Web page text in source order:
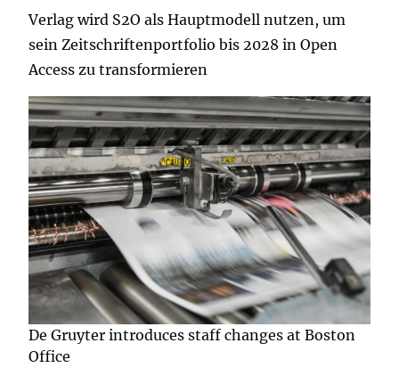
Verlag wird S2O als Hauptmodell nutzen, um
sein Zeitschriftenportfolio bis 2028 in Open
Access zu transformieren
De Gruyter introduces staff changes at Boston
Office